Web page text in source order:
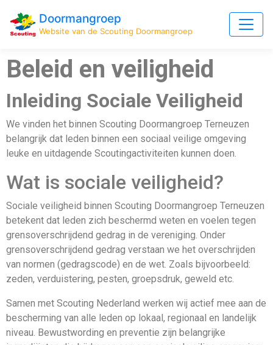
Doormangroep
Website van de Scouting Doormangroep
Beleid en veiligheid
Inleiding Sociale Veiligheid
We vinden het binnen Scouting Doormangroep Terneuzen
belangrijk dat leden binnen een sociaal veilige omgeving
leuke en uitdagende Scoutingactiviteiten kunnen doen.
Wat is sociale veiligheid?
Sociale veiligheid binnen Scouting Doormangroep Terneuzen
betekent dat leden zich beschermd weten en voelen tegen
grensoverschrijdend gedrag in de vereniging. Onder
grensoverschrijdend gedrag verstaan we het overschrijden
van normen (gedragscode) en de wet. Zoals bijvoorbeeld:
zeden, verduistering, pesten, groepsdruk, geweld etc.
Samen met Scouting Nederland werken wij actief mee aan de
bescherming van alle leden op lokaal, regionaal en landelijk
niveau. Bewustwording en preventie zijn belangrijke